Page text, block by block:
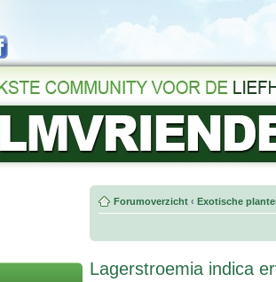
Forumoverzicht ‹ Exotische
Lagerstroemia indica